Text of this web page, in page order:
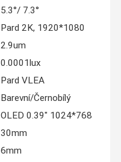
5.3°/ 7.3°
Pard 2K, 1920*1080
2.9um
0.0001lux
Pard VLEA
Barevní/Černobílý
OLED 0.39" 1024*768
30mm
6mm